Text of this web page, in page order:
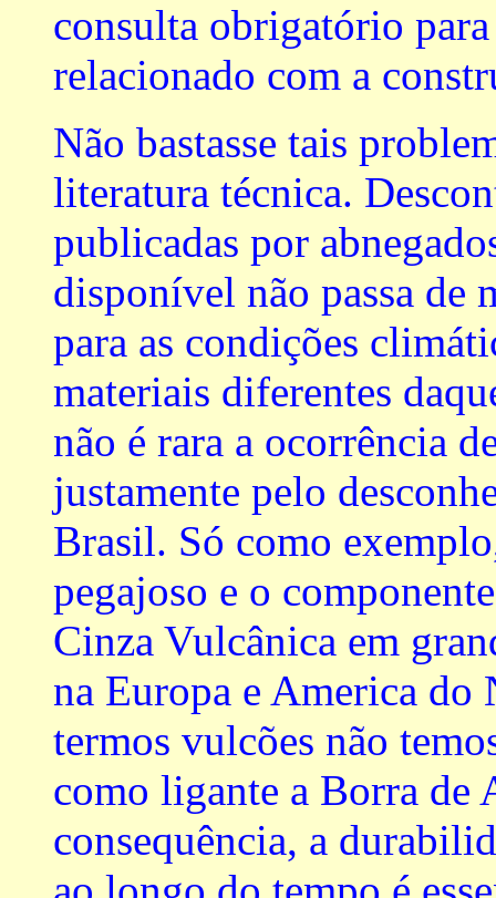
consulta obrigatório
relacionado com a
Não bastasse tais
literatura técnica.
publicadas por
disponível não passa de
para as condições
materiais diferentes
não é rara a ocorrência
justamente pelo
Brasil. Só como
pegajoso e o
Cinza Vulcânica em
na Europa e America do
termos vulcões não
como ligante a Borra de
consequência, a